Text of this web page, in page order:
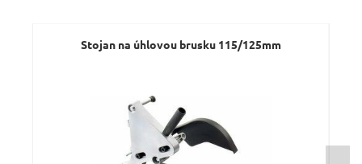
Stojan na úhlovou brusku 115/125mm